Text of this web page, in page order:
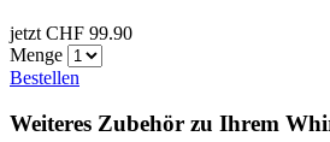
jetzt CHF 99.90
Menge
Bestellen
Weiteres Zubehör zu Ihrem